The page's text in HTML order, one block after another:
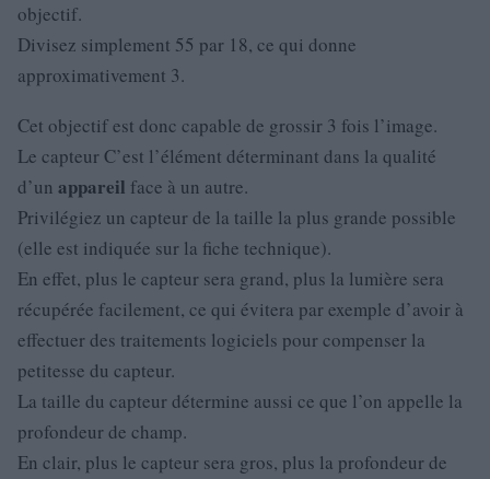
objectif.
Divisez simplement 55 par 18, ce qui donne
approximativement 3.
Cet objectif est donc capable de grossir 3 fois l’image.
Le capteur C’est l’élément déterminant dans la qualité
d’un appareil face à un autre.
Privilégiez un capteur de la taille la plus grande possible
(elle est indiquée sur la fiche technique).
En effet, plus le capteur sera grand, plus la lumière sera
récupérée facilement, ce qui évitera par exemple d’avoir à
effectuer des traitements logiciels pour compenser la
petitesse du capteur.
La taille du capteur détermine aussi ce que l’on appelle la
profondeur de champ.
En clair, plus le capteur sera gros, plus la profondeur de